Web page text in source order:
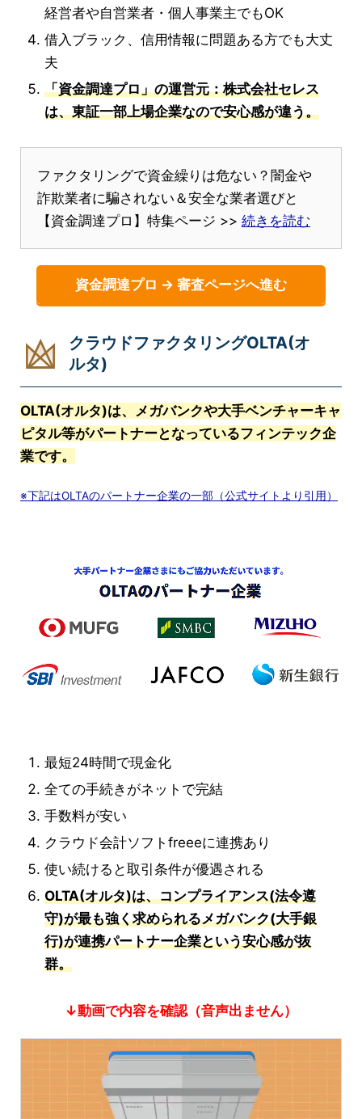
経営者や自営業者・個人事業主でもOK
借入ブラック、信用情報に問題ある方でも大丈
夫
「資金調達プロ」の運営元：株式会社セレス
は、東証一部上場企業なので安心感が違う。
ファクタリングで資金繰りは危ない？闇金や
詐欺業者に騙されない＆安全な業者選びと
【資金調達プロ】特集ページ >> 続きを読む
資金調達プロ → 審査ページへ進む
クラウドファクタリングOLTA(オ
ルタ)
OLTA(オルタ)は、メガバンクや大手ベンチャーキャ
ピタル等がパートナーとなっているフィンテック企
業です。
※下記はOLTAのパートナー企業の一部（公式サイトより引用）
最短24時間で現金化
全ての手続きがネットで完結
手数料が安い
クラウド会計ソフトfreeeに連携あり
使い続けると取引条件が優遇される
OLTA(オルタ)は、コンプライアンス(法令遵
守)が最も強く求められるメガバンク(大手銀
行)が連携パートナー企業という安心感が抜
群。
↓動画で内容を確認（音声出ません）